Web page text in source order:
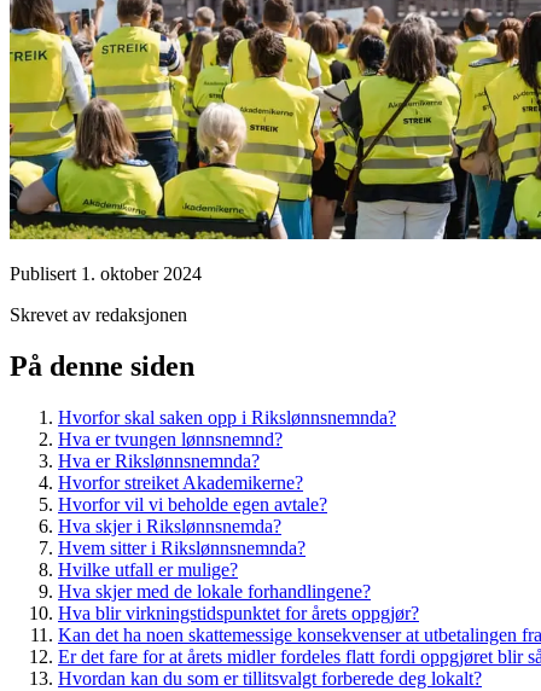
Publisert 1. oktober 2024
Skrevet av redaksjonen
På denne siden
Hvorfor skal saken opp i Rikslønnsnemnda?
Hva er tvungen lønnsnemnd?
Hva er Rikslønnsnemnda?
Hvorfor streiket Akademikerne?
Hvorfor vil vi beholde egen avtale?
Hva skjer i Rikslønnsnemda?
Hvem sitter i Rikslønnsnemnda?
Hvilke utfall er mulige?
Hva skjer med de lokale forhandlingene?
Hva blir virkningstidspunktet for årets oppgjør?
Kan det ha noen skattemessige konsekvenser at utbetalingen
Er det fare for at årets midler fordeles flatt fordi oppgjøret blir
Hvordan kan du som er tillitsvalgt forberede deg lokalt?